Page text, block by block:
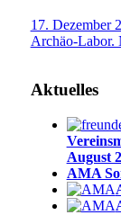
17. Dezember
Archäo-Labor.
Aktuelles
August
AMA